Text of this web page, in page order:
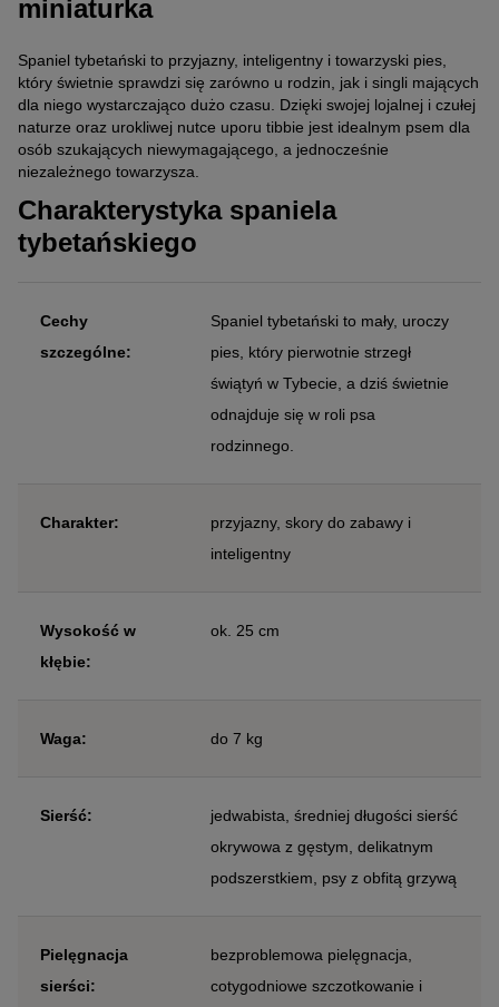
miniaturka
Spaniel tybetański to przyjazny, inteligentny i towarzyski pies,
który świetnie sprawdzi się zarówno u rodzin, jak i singli mających
dla niego wystarczająco dużo czasu. Dzięki swojej lojalnej i czułej
naturze oraz urokliwej nutce uporu tibbie jest idealnym psem dla
osób szukających niewymagającego, a jednocześnie
niezależnego towarzysza.
Charakterystyka spaniela
tybetańskiego
Cechy
szczególne:
Spaniel tybetański to mały, uroczy
pies, który pierwotnie strzegł
świątyń w Tybecie, a dziś świetnie
odnajduje się w roli psa
rodzinnego.
Charakter:
przyjazny, skory do zabawy i
inteligentny
Wysokość w
kłębie:
ok. 25 cm
Waga: do 7 kg
Sierść:
jedwabista, średniej długości sierść
okrywowa z gęstym, delikatnym
podszerstkiem, psy z obfitą grzywą
Pielęgnacja
sierści:
bezproblemowa pielęgnacja,
cotygodniowe szczotkowanie i